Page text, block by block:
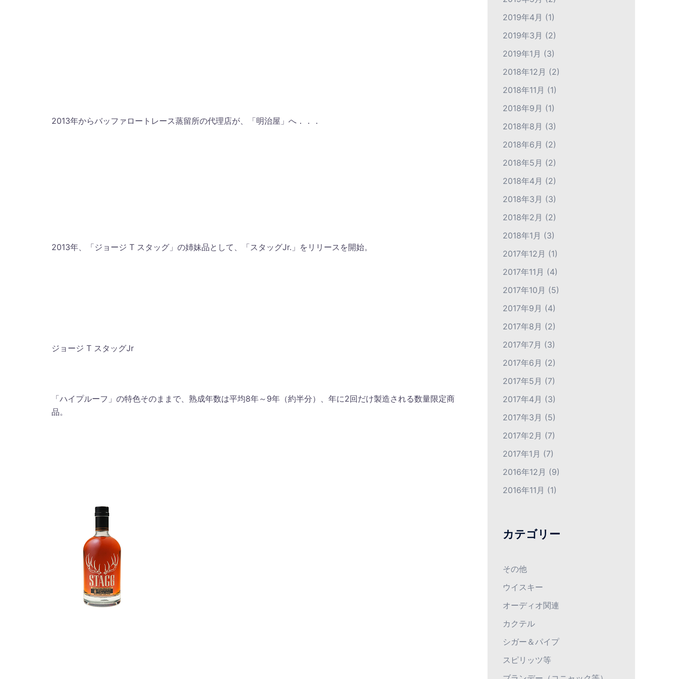
2013年からバッファロートレース蒸留所の代理店が、「明治屋」へ．．．
2013年、「ジョージ T スタッグ」の姉妹品として、「スタッグJr.」をリリースを開始。
ジョージ T スタッグJr
「ハイプルーフ」の特色そのままで、熟成年数は平均8年～9年（約半分）、年に2回だけ製造される数量限定商
品。
2019年4月 (1)
2019年3月 (2)
2019年1月 (3)
2018年12月 (2)
2018年11月 (1)
2018年9月 (1)
2018年8月 (3)
2018年6月 (2)
2018年5月 (2)
2018年4月 (2)
2018年3月 (3)
2018年2月 (2)
2018年1月 (3)
2017年12月 (1)
2017年11月 (4)
2017年10月 (5)
2017年9月 (4)
2017年8月 (2)
2017年7月 (3)
2017年6月 (2)
2017年5月 (7)
2017年4月 (3)
2017年3月 (5)
2017年2月 (7)
2017年1月 (7)
2016年12月 (9)
2016年11月 (1)
カテゴリー
その他
ウイスキー
オーディオ関連
カクテル
シガー＆パイプ
スピリッツ等